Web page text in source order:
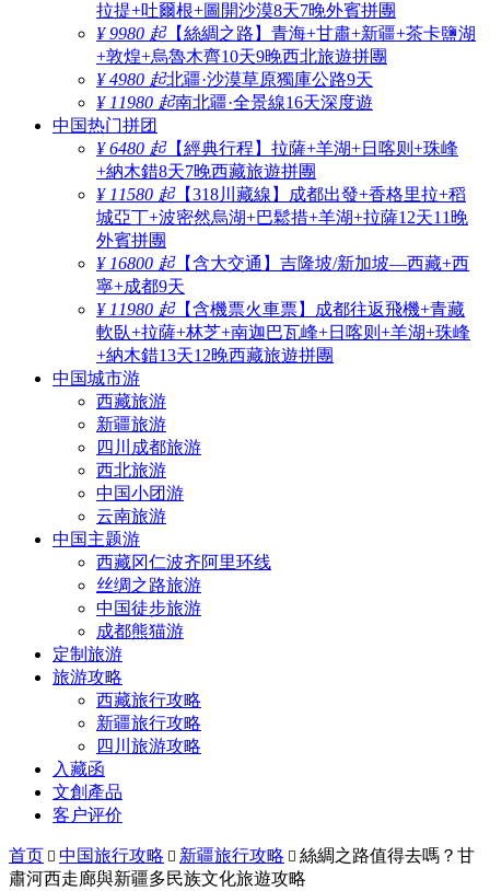
拉提+吐爾根+圖開沙漠8天7晚外賓拼團
¥ 9980 起【絲綢之路】青海+甘肅+新疆+茶卡鹽湖
+敦煌+烏魯木齊10天9晚西北旅遊拼團
¥ 4980 起北疆·沙漠草原獨庫公路9天
¥ 11980 起南北疆·全景線16天深度遊
中国热门拼团
¥ 6480 起【經典行程】拉薩+羊湖+日喀则+珠峰
+納木錯8天7晚西藏旅遊拼團
¥ 11580 起【318川藏線】成都出發+香格里拉+稻
城亞丁+波密然烏湖+巴鬆措+羊湖+拉薩12天11晚
外賓拼團
¥ 16800 起【含大交通】吉隆坡/新加坡—西藏+西
寧+成都9天
¥ 11980 起【含機票火車票】成都往返飛機+青藏
軟臥+拉薩+林芝+南迦巴瓦峰+日喀则+羊湖+珠峰
+納木錯13天12晚西藏旅遊拼團
中国城市游
西藏旅游
新疆旅游
四川成都旅游
西北旅游
中国小团游
云南旅游
中国主题游
西藏冈仁波齐阿里环线
丝绸之路旅游
中国徒步旅游
成都熊猫游
定制旅游
旅游攻略
西藏旅行攻略
新疆旅行攻略
四川旅游攻略
入藏函
文創產品
客户评价
首页  中国旅行攻略  新疆旅行攻略  絲綢之路值得去嗎？甘
肅河西走廊與新疆多民族文化旅遊攻略